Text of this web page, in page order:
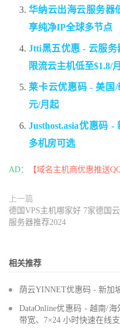
华纳云出海云服务器
享纯净IP全球多节点
Jtti黑五优惠 - 云服
限流云主机低至$1.8/月
莱卡云优惠码 - 美国
元/月起
Justhost.asia优惠码
多机房可选
AD： 【域名主机商优惠推送
上一篇
德国VPS主机哪家好 7家德国云
服务器推荐2024
相关推荐
荫云YINNET优惠码 - 新加
DataOnline优惠码 - 越南/
带宽、7×24 小时快速在线